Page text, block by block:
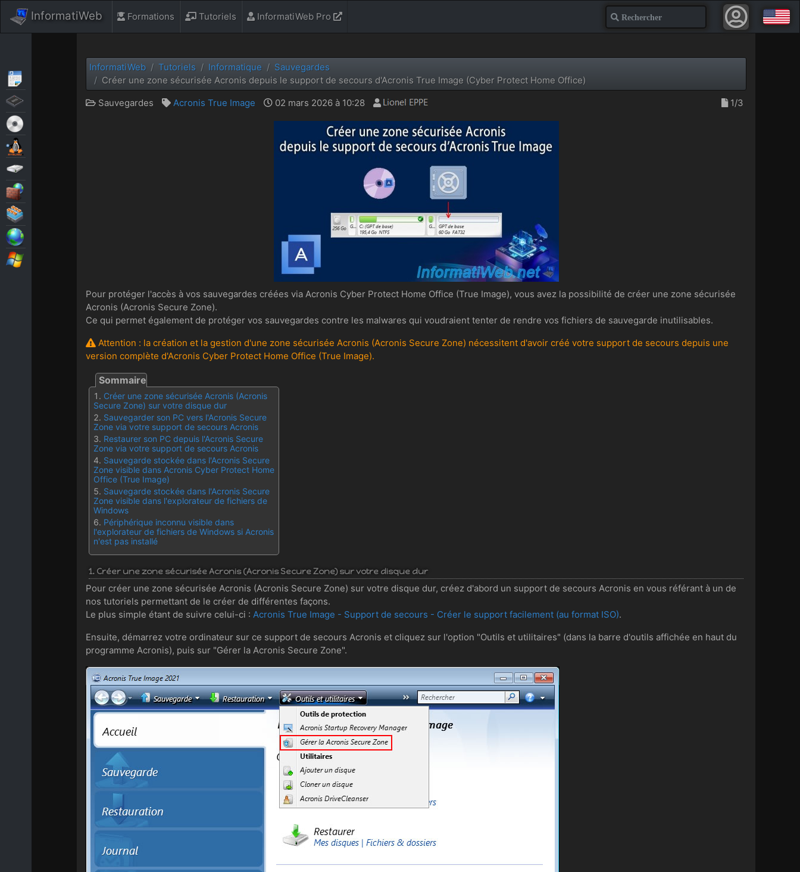
InformatiWeb Formations Tutoriels InformatiWeb Pro Recherche
InformatiWeb Tutoriels Informatique
Sauvegardes
Créer une zone sécurisée Acronis depuis le support de secours d'Acronis True Image (Cyber Protect Home Office)
Sauvegardes
Acronis True Image 02 mars 2026 à 10:28 1/3
Pour protéger l'accès à vos sauvegardes créées via Acronis Cyber Protect Home Office (True Image), vous avez la possibilité de créer une zone sécurisée
Acronis (Acronis Secure Zone).
Ce qui permet également de protéger vos sauvegardes contre les malwares qui voudraient tenter de rendre vos fichiers de sauvegarde inutilisables.
Attention : la création et la gestion d'une zone sécurisée Acronis (Acronis Secure Zone) nécessitent d'avoir créé votre support de secours depuis une
version complète d'Acronis Cyber Protect Home Office (True Image).
Créer une zone sécurisée Acronis (Acronis
Secure Zone) sur votre disque dur
Sauvegarder son PC vers l'Acronis Secure
Zone via votre support de secours Acronis
Restaurer son PC depuis l'Acronis Secure
Zone via votre support de secours Acronis
Sauvegarde stockée dans l'Acronis Secure
Zone visible dans Acronis Cyber Protect Home
Office (True Image)
Sauvegarde stockée dans l'Acronis Secure
Zone visible dans l'explorateur de fichiers de
Windows
Périphérique inconnu visible dans
l'explorateur de fichiers de Windows si Acronis
n'est pas installé
1. Créer une zone sécurisée Acronis (Acronis Secure Zone) sur votre disque dur
Pour créer une zone sécurisée Acronis (Acronis Secure Zone) sur votre disque dur, créez d'abord un support de secours Acronis en vous référant à un de
nos tutoriels permettant de le créer de différentes façons.
Le plus simple étant de suivre celui-ci : Acronis True Image - Support de secours - Créer le support facilement (au format ISO).
Ensuite, démarrez votre ordinateur sur ce support de secours Acronis et cliquez sur l'option "Outils et utilitaires" (dans la barre d'outils affichée en haut du
programme Acronis), puis sur "Gérer la Acronis Secure Zone".